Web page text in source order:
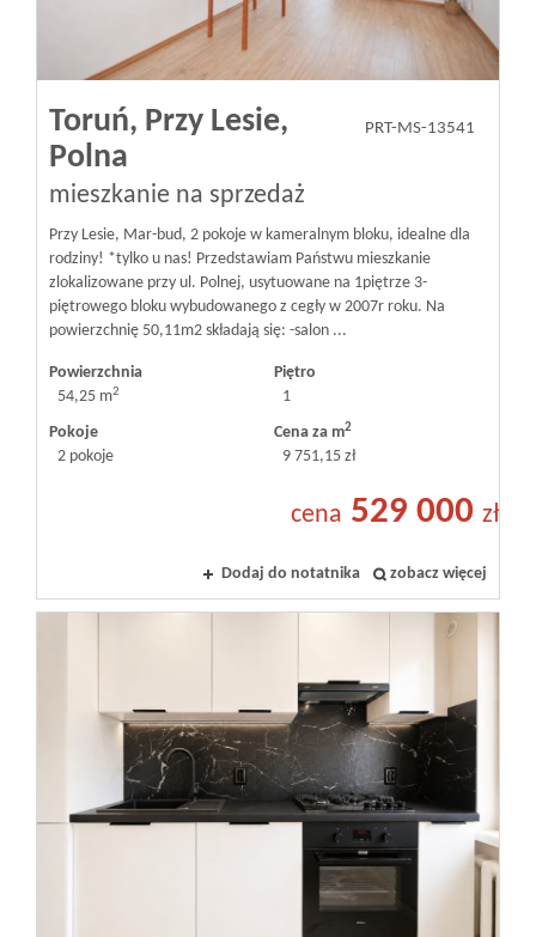
Toruń, Przy Lesie,
Polna
mieszkanie na sprzedaż
PRT-MS-13541
Przy Lesie, Mar-bud, 2 pokoje w kameralnym bloku, idealne dla
rodziny! *tylko u nas! Przedstawiam Państwu mieszkanie
zlokalizowane przy ul. Polnej, usytuowane na 1piętrze 3-
piętrowego bloku wybudowanego z cegły w 2007r roku. Na
powierzchnię 50,11m2 składają się: -salon ...
Powierzchnia
54,25 m2
Piętro
1
Pokoje
2 pokoje
Cena za m2
9 751,15 zł
cena 529 000 zł
Dodaj do notatnika zobacz więcej